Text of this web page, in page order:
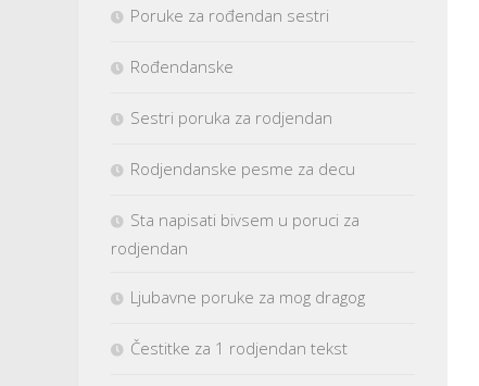
Poruke za rođendan sestri
Rođendanske
Sestri poruka za rodjendan
Rodjendanske pesme za decu
Sta napisati bivsem u poruci za
rodjendan
Ljubavne poruke za mog dragog
Čestitke za 1 rodjendan tekst